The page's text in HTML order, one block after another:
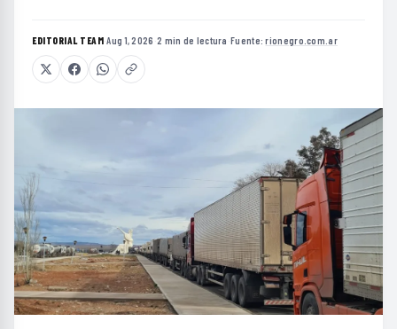
EDITORIAL TEAM·Aug 1, 2026 ·2 min de lectura ·Fuente:rionegro.com.ar